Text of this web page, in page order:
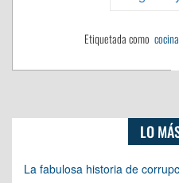
Etiquetada como cocina
LO
La fabulosa historia de